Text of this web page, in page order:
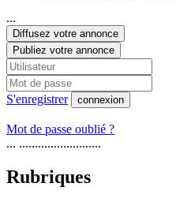
...
Diffusez votre annonce
Publiez votre annonce
S'enregistrer connexion
Mot de passe oublié ?
... ..........................
Rubriques